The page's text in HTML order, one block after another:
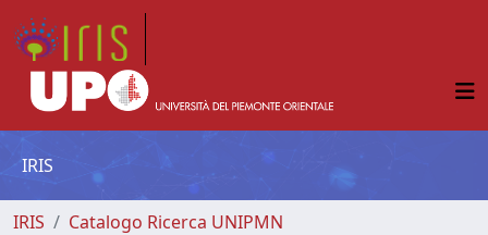
IRIS
IRIS
Catalogo Ricerca UNIPMN